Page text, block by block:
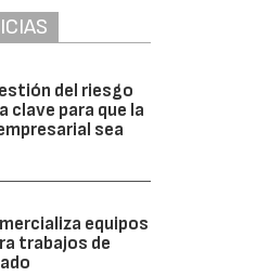
del riesgo
clave para que la
sea
equipos
trabajos de